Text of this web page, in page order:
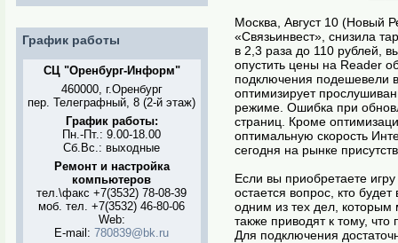
График работы
СЦ "Оренбург-Информ"
460000, г.Оренбург
пер. Телеграфный, 8 (2-й этаж)
График работы:
Пн.-Пт.: 9.00-18.00
Сб.Вс.: выходные
Ремонт и настройка
компьютеров
тел.\факс +7(3532) 78-08-39
моб. тел. +7(3532) 46-80-06
Web:
E-mail:780839@bk.ru
Москва, Август 10 (Новый
«Связьинвест», снизила
в 2,3 раза до 110 рублей,
опустить цены на Reader
подключения подешевели
оптимизирует
режиме. Ошибка при
страниц. Кроме
оптимальную скорость
сегодня на рынке
Если вы приобретаете
остается вопрос, кто
одним из тех дел, которым
также приводят к тому,
Для подключения